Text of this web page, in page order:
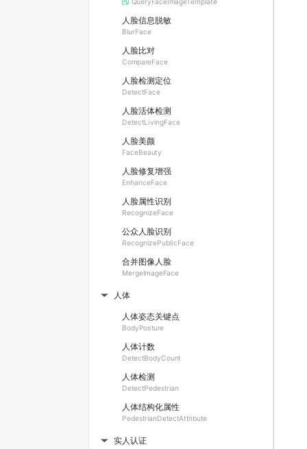
人脸信息脱敏
BlurFace
人脸比对
CompareFace
人脸检测定位
DetectFace
人脸活体检测
DetectLivingFace
人脸美颜
FaceBeauty
人脸修复增强
EnhanceFace
人脸属性识别
RecognizeFace
公众人脸识别
RecognizePublicFace
合并图像人脸
MergeImageFace
▶ 人体
人体姿态关键点
BodyPosture
人体计数
DetectBodyCount
人体检测
DetectPedestrian
人体结构化属性
PedestrianDetectAttribute
▶ 实人认证